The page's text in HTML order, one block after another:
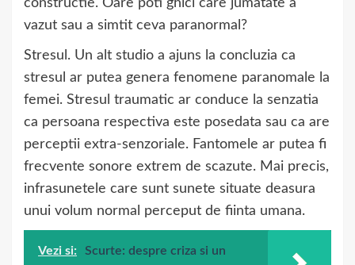
constructie. Oare poti ghici care jumatate a
vazut sau a simtit ceva paranormal?
Stresul. Un alt studio a ajuns la concluzia ca
stresul ar putea genera fenomene paranomale la
femei. Stresul traumatic ar conduce la senzatia
ca persoana respectiva este posedata sau ca are
perceptii extra-senzoriale. Fantomele ar putea fi
frecvente sonore extrem de scazute. Mai precis,
infrasunetele care sunt sunete situate deasura
unui volum normal perceput de fiinta umana.
Vezi si:
Scurte: despre criza si un